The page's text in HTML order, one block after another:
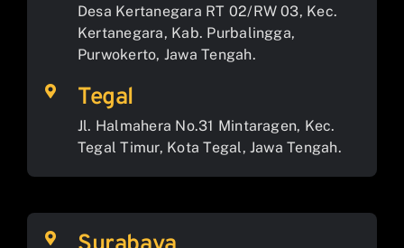
Desa Kertanegara RT 02/RW 03, Kec.
Kertanegara, Kab. Purbalingga,
Purwokerto, Jawa Tengah.
Tegal
Jl. Halmahera No.31 Mintaragen, Kec.
Tegal Timur, Kota Tegal, Jawa Tengah.